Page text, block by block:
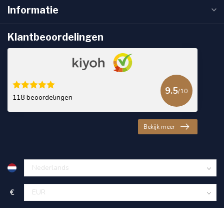
Informatie
Klantbeoordelingen
118 beoordelingen
9.5/10
Bekijk meer
€